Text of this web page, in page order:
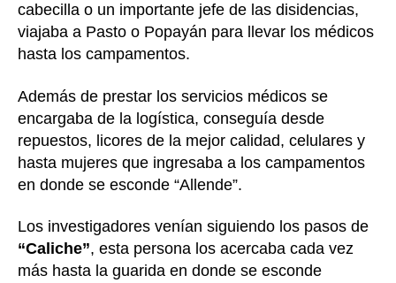
cabecilla o un importante jefe de las disidencias,
viajaba a Pasto o Popayán para llevar los médicos
hasta los campamentos.
Además de prestar los servicios médicos se
encargaba de la logística, conseguía desde
repuestos, licores de la mejor calidad, celulares y
hasta mujeres que ingresaba a los campamentos
en donde se esconde “Allende”.
Los investigadores venían siguiendo los pasos de
“Caliche”, esta persona los acercaba cada vez
más hasta la guarida en donde se esconde